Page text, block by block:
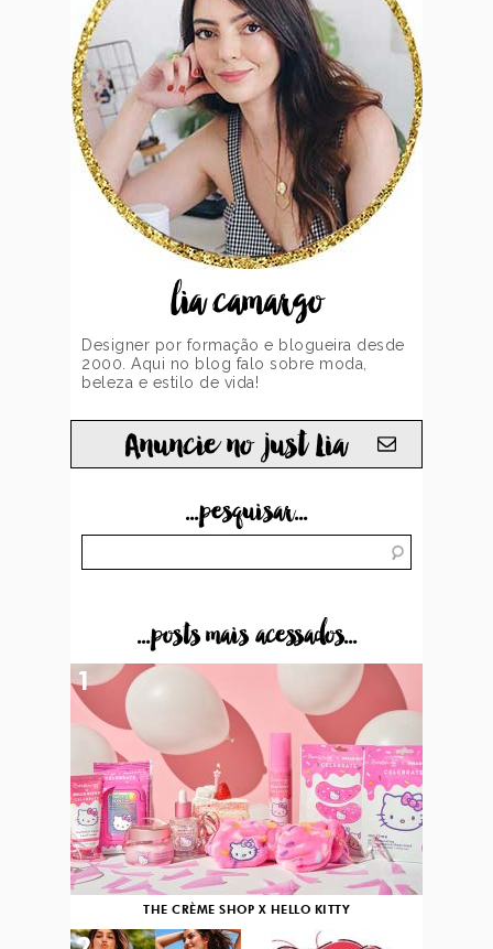
lia camargo
Designer por formação e blogueira desde
2000. Aqui no blog falo sobre moda,
beleza e estilo de vida!
Anuncie no just Lia
...pesquisar...
...posts mais acessados...
THE CRÈME SHOP X HELLO KITTY
1